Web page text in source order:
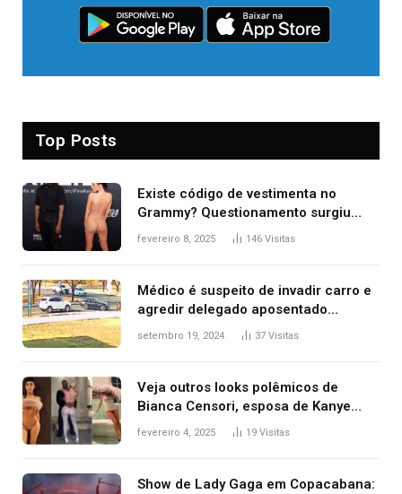
Top Posts
Existe código de vestimenta no
Grammy? Questionamento surgiu
após Bianca Censori, mulher de
fevereiro 8, 2025 146 Visitas
Médico é suspeito de invadir carro e
agredir delegado aposentado
durante confusão no trânsito
setembro 19, 2024 37 Visitas
Veja outros looks polêmicos de
Bianca Censori, esposa de Kanye
West que apareceu nua no Grammy
fevereiro 4, 2025 19 Visitas
Show de Lady Gaga em Copacabana: